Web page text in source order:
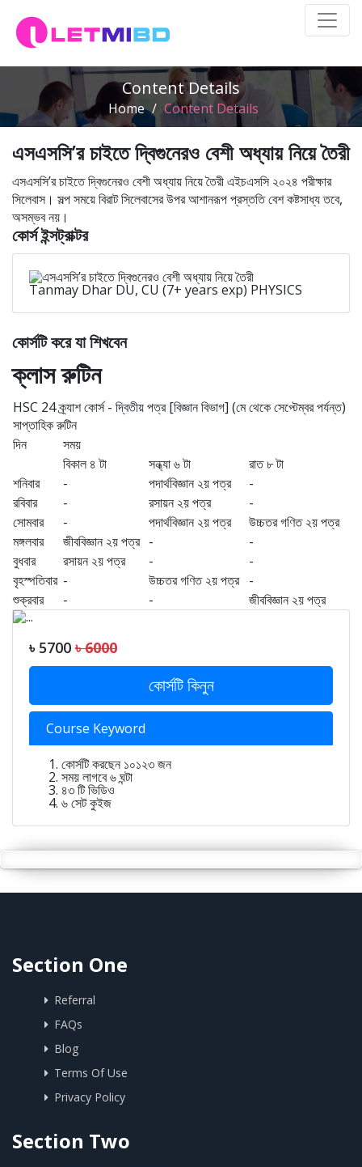
Content Details
Home / Content Details
এসএসসি’র চাইতে দ্বিগুনেরও বেশী অধ্যায় নিয়ে তৈরী
এসএসসি’র চাইতে দ্বিগুনেরও বেশী অধ্যায় নিয়ে তৈরী এইচএসসি ২০২৪ পরীক্ষার
সিলেবাস। সল্প সময়ে বিরাট সিলেবাসের উপর আশানরূপ প্রস্ততি বেশ কষ্টসাধ্য তবে,
অসম্ভব নয়।
কোর্স ইন্সট্রাক্টর
Tanmay Dhar DU, CU (7+ years exp) PHYSICS
কোর্সটি করে যা শিখবেন
ক্লাস রুটিন
HSC 24 ক্র্যাশ কোর্স - দ্বিতীয় পত্র [বিজ্ঞান বিভাগ] (মে থেকে সেপ্টেম্বর পর্যন্ত)
সাপ্তাহিক রুটিন
দিন
সময়
বিকাল ৪ টা
সন্ধ্যা ৬ টা
রাত ৮ টা
শনিবার
- পদার্থবিজ্ঞান ২য় পত্র
-
রবিবার
- রসায়ন ২য় পত্র
-
সোমবার
- পদার্থবিজ্ঞান ২য় পত্র
উচ্চতর গণিত ২য় পত্র
মঙ্গলবার
জীববিজ্ঞান ২য় পত্র -
-
বুধবার
রসায়ন ২য় পত্র -
-
বৃহস্পতিবার - উচ্চতর গণিত ২য় পত্র -
শুক্রবার
- - জীববিজ্ঞান ২য় পত্র
৳ 5700 ৳ 6000
কোর্সটি কিনুন
Course Keyword
কোর্সটি করছেন ১০১২৩ জন
সময় লাগবে ৬ ঘন্টা
৪৩ টি ভিডিও
৬ সেট কুইজ
Section One
Referral
FAQs
Blog
Terms Of Use
Privacy Policy
Section Two